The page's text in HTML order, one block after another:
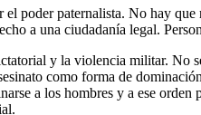
poder paternalista. No hay
a una ciudadanía legal.
y la violencia militar. No
como forma de
a los hombres y a ese